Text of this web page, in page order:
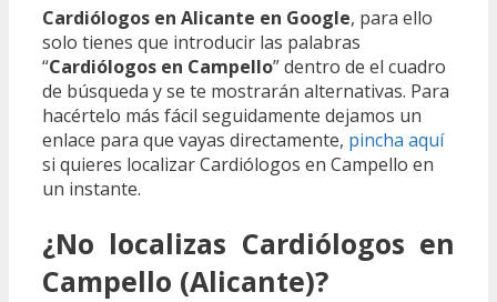
Cardiólogos en Alicante en Google, para ello
solo tienes que introducir las palabras
“Cardiólogos en Campello” dentro de el cuadro
de búsqueda y se te mostrarán alternativas. Para
hacértelo más fácil seguidamente dejamos un
enlace para que vayas directamente, pincha aquí
si quieres localizar Cardiólogos en Campello en
un instante.
¿No localizas Cardiólogos en
Campello (Alicante)?